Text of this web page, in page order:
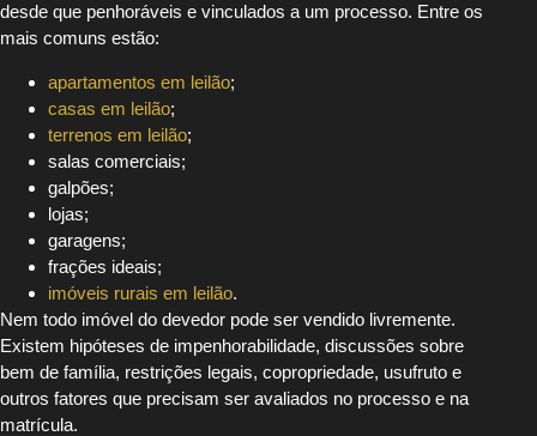
desde que penhoráveis e vinculados a um processo. Entre os
mais comuns estão:
apartamentos em leilão;
casas em leilão;
terrenos em leilão;
salas comerciais;
galpões;
lojas;
garagens;
frações ideais;
imóveis rurais em leilão.
Nem todo imóvel do devedor pode ser vendido livremente.
Existem hipóteses de impenhorabilidade, discussões sobre
bem de família, restrições legais, copropriedade, usufruto e
outros fatores que precisam ser avaliados no processo e na
matrícula.